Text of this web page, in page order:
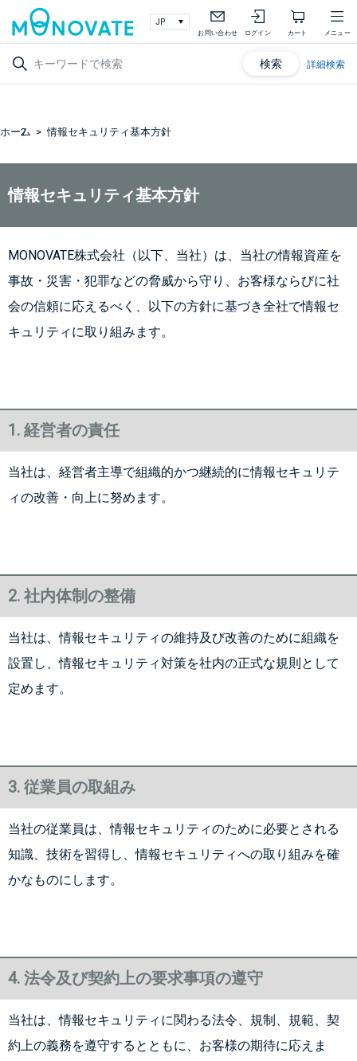
お問い合わせ ログイン カート メニュー
検索 詳細検索
ホーム 情報セキュリティ基本方針
情報セキュリティ基本方針
MONOVATE株式会社（以下、当社）は、当社の情報資産を
事故・災害・犯罪などの脅威から守り、お客様ならびに社
会の信頼に応えるべく、以下の方針に基づき全社で情報セ
キュリティに取り組みます。
1. 経営者の責任
当社は、経営者主導で組織的かつ継続的に情報セキュリテ
ィの改善・向上に努めます。
2. 社内体制の整備
当社は、情報セキュリティの維持及び改善のために組織を
設置し、情報セキュリティ対策を社内の正式な規則として
定めます。
3. 従業員の取組み
当社の従業員は、情報セキュリティのために必要とされる
知識、技術を習得し、情報セキュリティへの取り組みを確
かなものにします。
4. 法令及び契約上の要求事項の遵守
当社は、情報セキュリティに関わる法令、規制、規範、契
約上の義務を遵守するとともに、お客様の期待に応えま